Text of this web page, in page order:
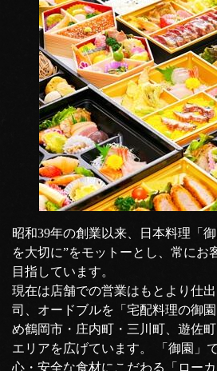
昭和39年の創業以来、日本料理「
を大切に”をモットーとし、常にお
目指しています。
現在は店舗での営業はもとより仕
司、オードブルを「宅配料理の御
め鶴岡市・庄内町・三川町、遊佐
エリアを広げています。 「御園」
心・安全な食材にこだわる「ロー